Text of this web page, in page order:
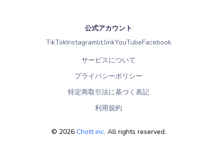
公式アカウント
TikTokInstagramlit.linkYouTubeFacebook
サービスについて
プライバシーポリシー
特定商取引法に基づく表記
利用規約
© 2026 Chott inc. All rights reserved.